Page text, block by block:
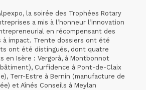
la soirée des Trophées Rotary
a mis à l’honneur l’innovation
en récompensant des
à impact. Trente dossiers ont été
ont été distingués, dont quatre
en Isère : Vergorà, à Montbonnot
Curfidence à Pont-de-Claix
Terr-Estre à Bernin (manufacture de
et Aînés Conseils à Meylan